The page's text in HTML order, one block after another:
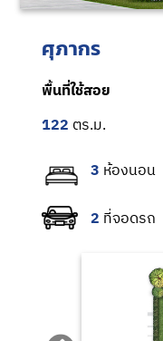
ศุภากร
พื้นที่ใช้สอย
122
3
2